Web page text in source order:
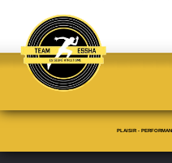
PLAISIR -